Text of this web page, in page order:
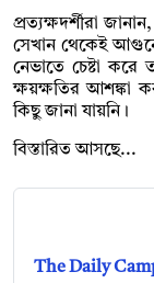
প্রত্যক্ষদর্শীরা
সেখান থেকেই
নেভাতে চেষ্টা
ক্ষয়ক্ষতির আশঙ্কা
কিছু জানা যায়নি।
বিস্তারিত আসছে...
The Daily